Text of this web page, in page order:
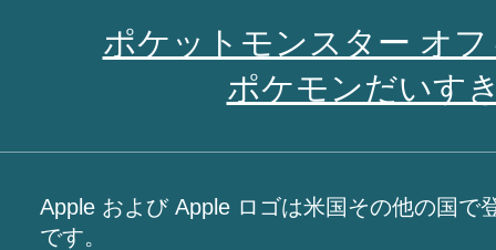
ポケットモンスター オ
ポケモンだいす
Apple および Apple ロゴは米国その他の国で
です。